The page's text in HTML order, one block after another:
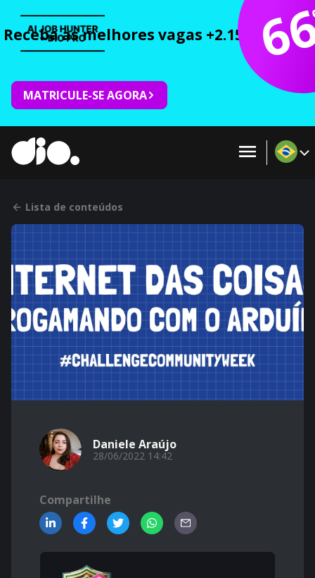
Receba as melhores vagas +2.150 cursos
MATRICULE-SE AGORA
Lista de conteúdos
Daniele Araújo
28/06/2022 14:42
Compartilhe